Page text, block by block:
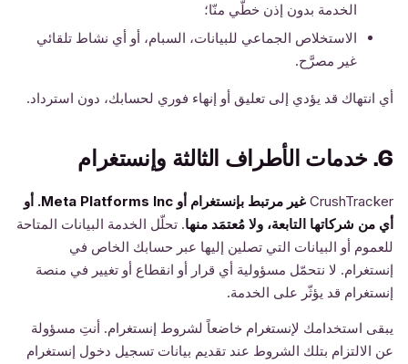
الخدمة بدون إذن خطّي منّا؛
الاستخلاص الجماعي للبيانات، السبام، أو أي نشاط تلقائي
غير مصرَّح.
أي انتهاك قد يؤدي إلى تعليق أو إنهاء فوري لحسابك، دون استرداد.
6. خدمات الأطراف الثالثة وإنستغرام
CrushTracker
غير مرتبط بإنستغرام أو Meta Platforms Inc. أو
أي من شركاتها التابعة، ولا مُعتمَد منها. تحلّل الخدمة البيانات المتاحة
للعموم أو البيانات التي تصلين إليها عبر حسابك الخاص في
إنستغرام. لا نتحمّل مسؤولية أي قرار أو انقطاع أو تغيير في منصة
إنستغرام قد يؤثّر على الخدمة.
يبقى استخدامك لإنستغرام خاضعاً لشروط إنستغرام. أنتِ مسؤولة
عن الالتزام بتلك الشروط عند تقديم بيانات تسجيل دخول إنستغرام